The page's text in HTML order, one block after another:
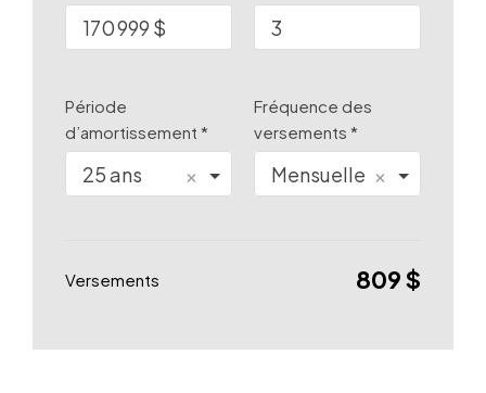
Période
d’amortissement *
25 ans ×
Fréquence des
versements *
Mensuelle ×
Versements 809 $